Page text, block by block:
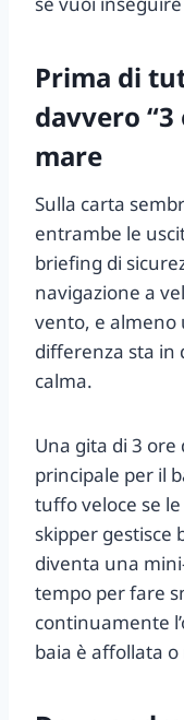
Prima di
davvero “3
mare
Sulla carta
entrambe le
briefing di
navigazione a
vento, e almeno
differenza sta in
calma.
Una gita di 3 ore
principale per il
tuffo veloce se
skipper gestisce
diventa una
tempo per fare
continuamente
baia è affollata o